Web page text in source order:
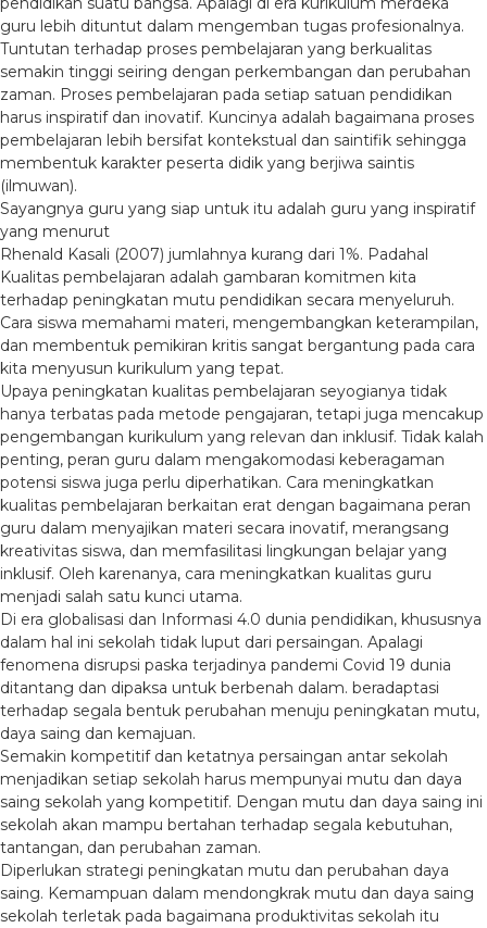
guru lebih dituntut dalam mengemban tugas profesionalnya.
Tuntutan terhadap proses pembelajaran yang berkualitas
semakin tinggi seiring dengan perkembangan dan perubahan
zaman. Proses pembelajaran pada setiap satuan pendidikan
harus inspiratif dan inovatif. Kuncinya adalah bagaimana proses
pembelajaran lebih bersifat kontekstual dan saintifik sehingga
membentuk karakter peserta didik yang berjiwa saintis
(ilmuwan).
Sayangnya guru yang siap untuk itu adalah guru yang inspiratif
yang menurut
Rhenald Kasali (2007) jumlahnya kurang dari 1%. Padahal
Kualitas pembelajaran adalah gambaran komitmen kita
terhadap peningkatan mutu pendidikan secara menyeluruh.
Cara siswa memahami materi, mengembangkan keterampilan,
dan membentuk pemikiran kritis sangat bergantung pada cara
kita menyusun kurikulum yang tepat.
Upaya peningkatan kualitas pembelajaran seyogianya tidak
hanya terbatas pada metode pengajaran, tetapi juga mencakup
pengembangan kurikulum yang relevan dan inklusif. Tidak kalah
penting, peran guru dalam mengakomodasi keberagaman
potensi siswa juga perlu diperhatikan. Cara meningkatkan
kualitas pembelajaran berkaitan erat dengan bagaimana peran
guru dalam menyajikan materi secara inovatif, merangsang
kreativitas siswa, dan memfasilitasi lingkungan belajar yang
inklusif. Oleh karenanya, cara meningkatkan kualitas guru
menjadi salah satu kunci utama.
Di era globalisasi dan Informasi 4.0 dunia pendidikan, khususnya
dalam hal ini sekolah tidak luput dari persaingan. Apalagi
fenomena disrupsi paska terjadinya pandemi Covid 19 dunia
ditantang dan dipaksa untuk berbenah dalam. beradaptasi
terhadap segala bentuk perubahan menuju peningkatan mutu,
daya saing dan kemajuan.
Semakin kompetitif dan ketatnya persaingan antar sekolah
menjadikan setiap sekolah harus mempunyai mutu dan daya
saing sekolah yang kompetitif. Dengan mutu dan daya saing ini
sekolah akan mampu bertahan terhadap segala kebutuhan,
tantangan, dan perubahan zaman.
Diperlukan strategi peningkatan mutu dan perubahan daya
saing. Kemampuan dalam mendongkrak mutu dan daya saing
sekolah terletak pada bagaimana produktivitas sekolah itu